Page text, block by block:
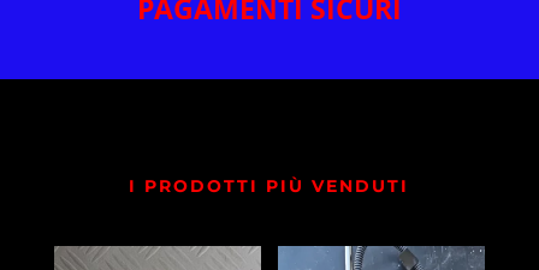
PAGAMENTI SICURI
I PRODOTTI PIÙ VENDUTI